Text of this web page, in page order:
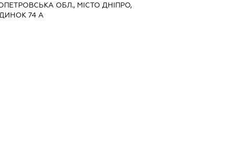
ОБЛ., МІСТО ДНІПРО,
74 А